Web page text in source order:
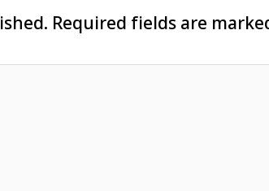
Required fields are